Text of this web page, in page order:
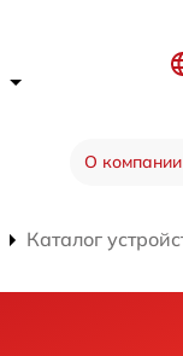
О компании
Каталог